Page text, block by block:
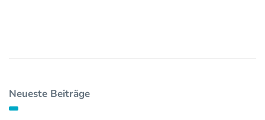
Neueste Beiträge